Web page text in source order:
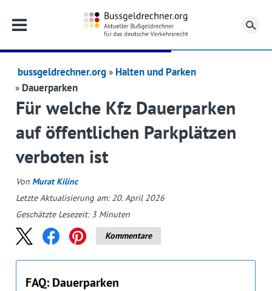
bussgeldrechner.org
Halten und Parken
Dauerparken
Für welche Kfz Dauerparken
auf öffentlichen Parkplätzen
verboten ist
Von Murat Kilinc
Letzte Aktualisierung am: 20. April 2026
Geschätzte Lesezeit:3 Minuten
Kommentare
FAQ: Dauerparken